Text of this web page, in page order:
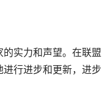
实力和声望。在联盟
行进步和更新，进步